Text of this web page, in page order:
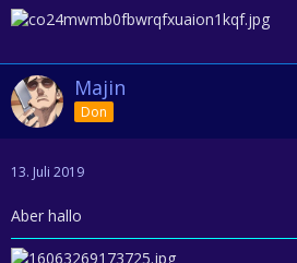
Majin
Don
13. Juli 2019
Aber hallo